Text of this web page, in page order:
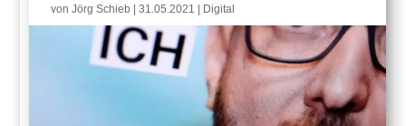
vonJörg Schieb |31.05.2021 Digital